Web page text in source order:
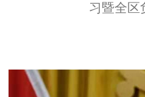
习暨全区